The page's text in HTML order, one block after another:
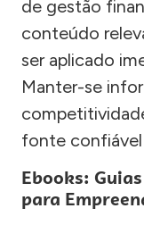
de gestão
conteúdo
ser aplicado
Manter-se
fonte confiável
Ebooks:
para